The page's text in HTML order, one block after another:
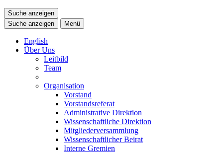
Suche anzeigen
Suche anzeigen
Menü
English
Über Uns
Leitbild
Team
Organisation
Vorstand
Vorstandsreferat
Administrative Direktion
Wissenschaftliche Direktion
Mitgliederversammlung
Wissenschaftlicher Beirat
Interne Gremien